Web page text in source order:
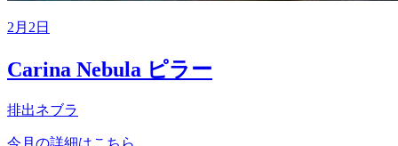
2月2日
Carina Nebula ピラー
排出ネブラ